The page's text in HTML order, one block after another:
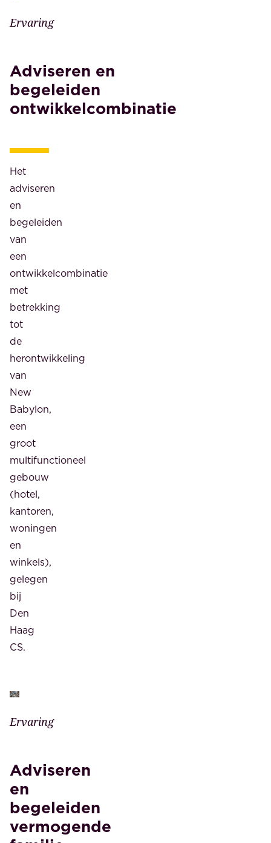
Ervaring
Adviseren en
begeleiden
ontwikkelcombinatie
Het
adviseren
en
begeleiden
van
een
ontwikkelcombinatie
met
betrekking
tot
de
herontwikkeling
van
New
Babylon,
een
groot
multifunctioneel
gebouw
(hotel,
kantoren,
woningen
en
winkels),
gelegen
bij
Den
Haag
CS.
Ervaring
Adviseren
en
begeleiden
vermogende